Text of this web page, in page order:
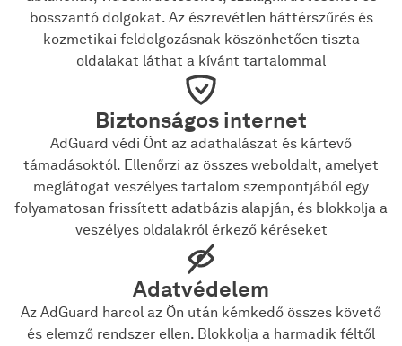
bosszantó dolgokat. Az észrevétlen háttérszűrés és
kozmetikai feldolgozásnak köszönhetően tiszta
oldalakat láthat a kívánt tartalommal
Biztonságos internet
AdGuard védi Önt az adathalászat és kártevő
támadásoktól. Ellenőrzi az összes weboldalt, amelyet
meglátogat veszélyes tartalom szempontjából egy
folyamatosan frissített adatbázis alapján, és blokkolja a
veszélyes oldalakról érkező kéréseket
Adatvédelem
Az AdGuard harcol az Ön után kémkedő összes követő
és elemző rendszer ellen. Blokkolja a harmadik féltől